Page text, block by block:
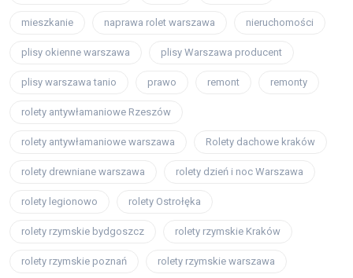
mieszkanie naprawa rolet warszawa nieruchomości
plisy okienne warszawa plisy Warszawa producent
plisy warszawa tanio prawo remont remonty
rolety antywłamaniowe Rzeszów
rolety antywłamaniowe warszawa Rolety dachowe kraków
rolety drewniane warszawa rolety dzień i noc Warszawa
rolety legionowo rolety Ostrołęka
rolety rzymskie bydgoszcz rolety rzymskie Kraków
rolety rzymskie poznań rolety rzymskie warszawa